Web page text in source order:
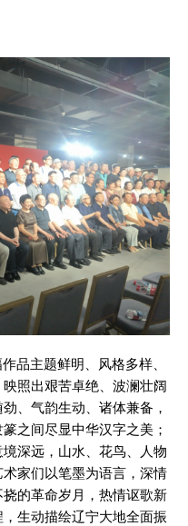
品主题鲜明、风格多样、
照出艰苦卓绝、波澜壮阔
、气韵生动、诸体兼备，
之间尽显中华汉字之美；
深远，山水、花鸟、人物
家们以笔墨为语言，深情
的革命岁月，热情讴歌新
生动描绘辽宁大地全面振